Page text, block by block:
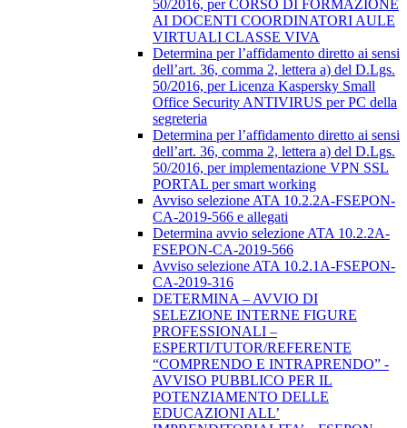
50/2016, per CORSO DI FORMAZIONE
AI DOCENTI COORDINATORI AULE
VIRTUALI CLASSE VIVA
Determina per l’affidamento diretto ai sensi
dell’art. 36, comma 2, lettera a) del D.Lgs.
50/2016, per Licenza Kaspersky Small
Office Security ANTIVIRUS per PC della
segreteria
Determina per l’affidamento diretto ai sensi
dell’art. 36, comma 2, lettera a) del D.Lgs.
50/2016, per implementazione VPN SSL
PORTAL per smart working
Avviso selezione ATA 10.2.2A-FSEPON-
CA-2019-566 e allegati
Determina avvio selezione ATA 10.2.2A-
FSEPON-CA-2019-566
Avviso selezione ATA 10.2.1A-FSEPON-
CA-2019-316
DETERMINA – AVVIO DI
SELEZIONE INTERNE FIGURE
PROFESSIONALI –
ESPERTI/TUTOR/REFERENTE
“COMPRENDO E INTRAPRENDO” -
AVVISO PUBBLICO PER IL
POTENZIAMENTO DELLE
EDUCAZIONI ALL’